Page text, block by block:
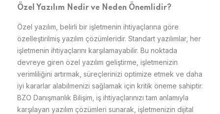
Özel Yazılım Nedir ve Neden Önemlidir?
Özel yazılım, belirli bir işletmenin ihtiyaçlarına göre
özelleştirilmiş yazılım çözümleridir. Standart yazılımlar, her
işletmenin ihtiyaçlarını karşılamayabilir. Bu noktada
devreye giren özel yazılım geliştirme, işletmenizin
verimliliğini artırmak, süreçlerinizi optimize etmek ve daha
iyi kararlar alabilmenizi sağlamak için kritik öneme sahiptir.
BZO Danışmanlık Bilişim, iş ihtiyaçlarınızı tam anlamıyla
karşılayan yazılım çözümleri sunarak, işletmenizin dijital